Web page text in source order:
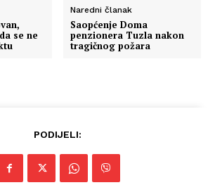
se ne
Naredni članak
Saopćenje Doma
penzionera Tuzla nakon
tragičnog požara
PODIJELI: